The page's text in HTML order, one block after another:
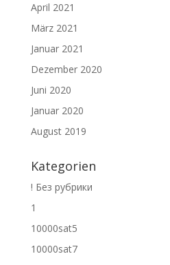
April 2021
März 2021
Januar 2021
Dezember 2020
Juni 2020
Januar 2020
August 2019
Kategorien
! Без рубрики
1
10000sat5
10000sat7